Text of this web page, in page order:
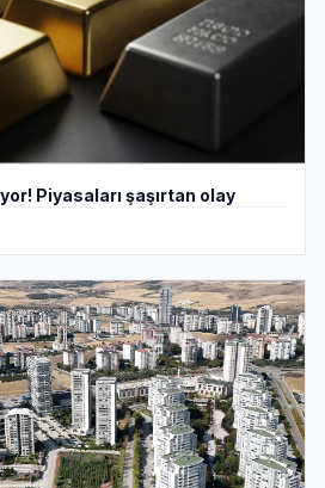
Piyasaları şaşırtan olay